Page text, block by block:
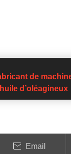
de
d’oléagineux
Email